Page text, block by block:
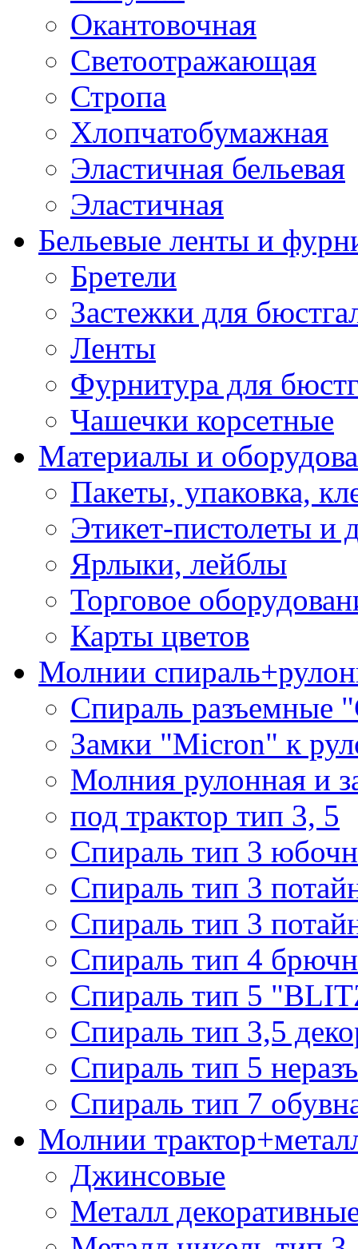
Окантовочная
Светоотражающая
Стропа
Хлопчатобумажная
Эластичная бельевая
Эластичная
Бельевые ленты и
Бретели
Застежки для
Ленты
Фурнитура для
Чашечки корсетные
Материалы и
Пакеты, упаковка,
Этикет-пистолеты и
Ярлыки, лейблы
Торговое
Карты цветов
Молнии
Спираль разъемные
Замки "Micron" к
Молния рулонная и
под трактор тип 3, 5
Спираль тип 3
Спираль тип 3
Спираль тип 3
Спираль тип 4
Спираль тип 5
Спираль тип 3,5
Спираль тип 5
Спираль тип 7
Молнии
Джинсовые
Металл